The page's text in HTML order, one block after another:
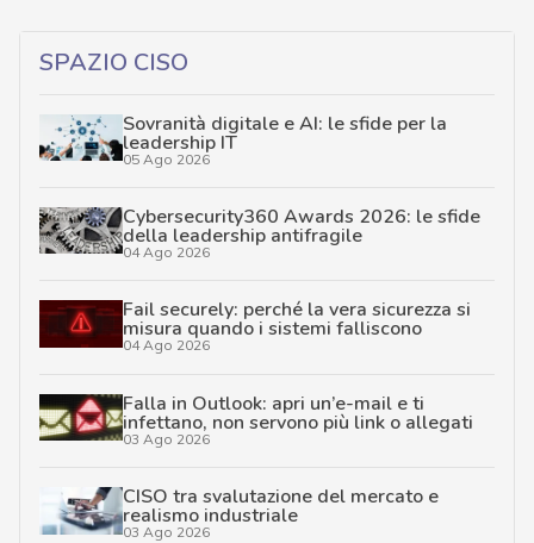
SPAZIO CISO
Sovranità digitale e AI: le sfide per la
leadership IT
05 Ago 2026
Cybersecurity360 Awards 2026: le sfide
della leadership antifragile
04 Ago 2026
Fail securely: perché la vera sicurezza si
misura quando i sistemi falliscono
04 Ago 2026
Falla in Outlook: apri un’e-mail e ti
infettano, non servono più link o allegati
03 Ago 2026
CISO tra svalutazione del mercato e
realismo industriale
03 Ago 2026